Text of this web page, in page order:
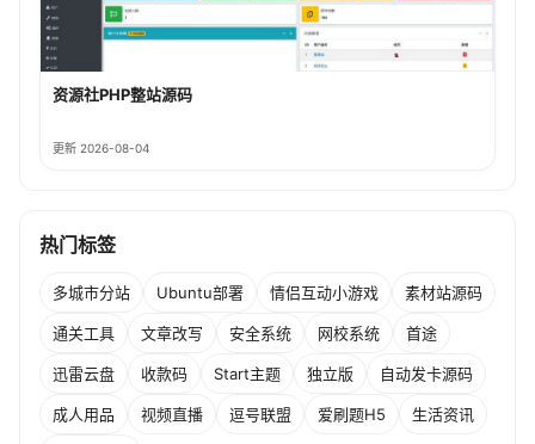
资源社PHP整站源码
更新 2026-08-04
热门标签
多城市分站 Ubuntu部署 情侣互动小游戏 素材站源码
通关工具 文章改写 安全系统 网校系统 首途
迅雷云盘 收款码 Start主题 独立版 自动发卡源码
成人用品 视频直播 逗号联盟 爱刷题H5 生活资讯